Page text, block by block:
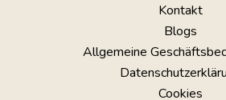
Kontakt
Blogs
Allgemeine
Cookies